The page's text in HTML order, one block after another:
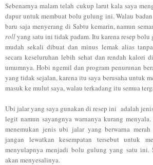
Sebenarnya malam telah cukup larut kala saya
dapur untuk membuat bolu gulung ini. Walau
baru saja menyerang di Sabtu kemarin, namun
rollyang satu ini tidak padam. Itu karena resep
mudah sekali dibuat dan minus lemak alias
secara keseluruhan lebih sehat dan rendah kalori
umumnya. Hobi ngemil dan program penurunan
yang tidak sejalan, karena itu saya berusaha untuk
masuk ke mulut saya, walau terkadang itu semua
Ubi jalar yang saya gunakan di resep ini adalah
legit namun sayangnya warnanya kurang menyala.
menemukan jenis ubi jalar yang berwarna
jangan lewatkan kesempatan tersebut untuk
menyulapnya menjadi bolu gulungyang satu ini.
akan menyesalinya.